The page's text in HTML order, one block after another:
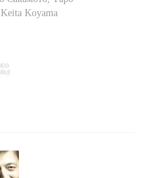
Keita Koyama